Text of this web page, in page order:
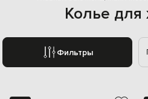
Колье
Фильтры